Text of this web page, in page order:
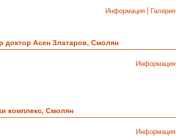
Информация
Галерия
Асен Златаров, Смолян
Информация
комплекс, Смолян
Информация